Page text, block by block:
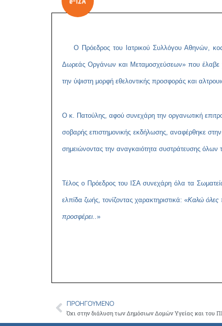
Ο Πρόεδρος του Ιατρικού Συλλόγου Αθηνών, κος.
Δωρεάς Οργάνων και Μεταμοσχεύσεων» που έλαβε
την ύψιστη μορφή εθελοντικής προσφοράς και
Ο κ. Πατούλης, αφού συνεχάρη την οργανωτική
σοβαρής επιστημονικής εκδήλωσης, αναφέρθηκε
σημειώνοντας την αναγκαιότητα συστράτευσης
Τέλος ο Πρόεδρος του ΙΣΑ συνεχάρη όλα τα
ελπίδα ζωής, τονίζοντας χαρακτηριστικά: «Καλώ όλες
προσφέρει.. »
Prev
ΠΡΟΗΓΟΎΜΕΝΟ
Όχι στην διάλυση των Δημόσιων Δομών Υγείας και του